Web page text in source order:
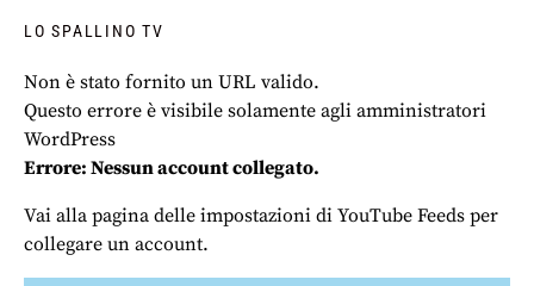
LO SPALLINO TV
Non è stato fornito un URL valido.
Questo errore è visibile solamente agli amministratori
WordPress
Errore: Nessun account collegato.
Vai alla pagina delle impostazioni di YouTube Feeds per
collegare un account.